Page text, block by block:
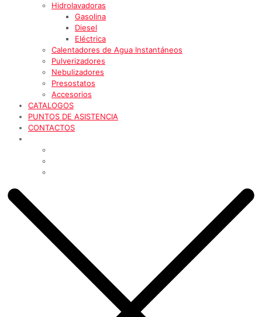
Hidrolavadoras
Gasolina
Diesel
Eléctrica
Calentadores de Agua Instantáneos
Pulverizadores
Nebulizadores
Presostatos
Accesorios
CATALOGOS
PUNTOS DE ASISTENCIA
CONTACTOS